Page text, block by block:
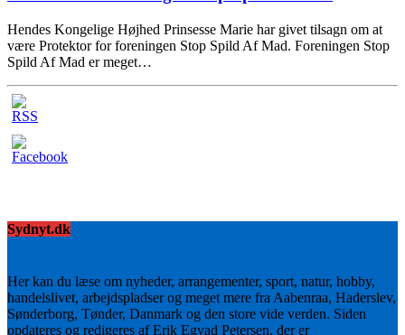
Hendes Kongelige Højhed Prinsesse Marie har givet tilsagn om at
være Protektor for foreningen Stop Spild Af Mad. Foreningen Stop
Spild Af Mad er meget…
Sydnyt.dk
Her kan du læse om nyheder, arrangementer, sport, natur, hobby,
handelslivet, arbejdspladser og meget mere fra Aabenraa, Haderslev,
Sønderborg, Tønder, Danmark og den store vide verden. Siden
opdateres og redigeres af Erik Egvad Petersen, der er